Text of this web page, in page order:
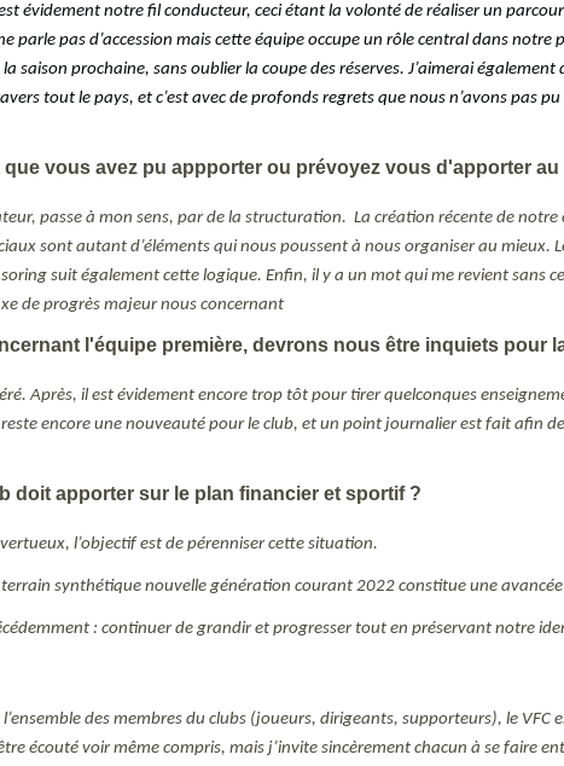
évidement notre fil conducteur, ceci étant la volonté de réaliser un
parle pas d’accession mais cette équipe occupe un rôle central dans
saison prochaine, sans oublier la coupe des réserves. J’aimerai
tout le pays, et c’est avec de profonds regrets que nous n’avons pas
vous avez pu appporter ou prévoyez vous d'apporter au
passe à mon sens, par de la structuration. La création récente de
sont autant d’éléments qui nous poussent à nous organiser au mieux.
suit également cette logique. Enfin, il y a un mot qui me revient sans
de progrès majeur nous concernant
l'équipe première, devrons nous être inquiets pour
Après, il est évidement encore trop tôt pour tirer quelconques
encore une nouveauté pour le club, et un point journalier est fait afin
doit apporter sur le plan financier et sportif ?
l’objectif est de pérenniser cette situation.
synthétique nouvelle génération courant 2022 constitue une
: continuer de grandir et progresser tout en préservant notre
des membres du clubs (joueurs, dirigeants, supporteurs), le
écouté voir même compris, mais j’invite sincèrement chacun à se faire